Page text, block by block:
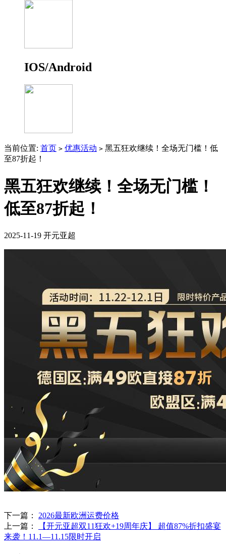
IOS/Android
当前位置: 首页 > 优惠活动 > 黑五狂欢继续！全场无门槛！低
至87折起！
黑五狂欢继续！全场无门槛！
低至87折起！
2025-11-19 开元亚超
下一篇： 2026最新欧洲运费价格
上一篇：
【开元亚超双11狂欢+19周年庆】 超值87%折扣盛宴
来袭！11.1—11.15限时开启